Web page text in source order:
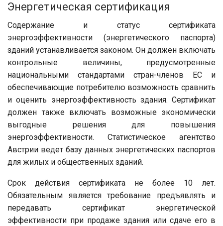
Энергетическая сертификация
Содержание и статус сертификата
энергоэффективности (энергетического паспорта)
зданий устанавливается законом. Он должен включать
контрольные величины, предусмотренные
национальными стандартами стран-членов ЕС и
обеспечивающие потребителю возможность сравнить
и оценить энергоэффективность здания. Сертификат
должен также включать возможные экономически
выгодные решения для повышения
энергоэффективности. Статистическое агентство
Австрии ведет базу данных энергетических паспортов
для жилых и общественных зданий.
Срок действия сертификата не более 10 лет.
Обязательным является требование предъявлять и
передавать сертификат энергетической
эффективности при продаже здания или сдаче его в